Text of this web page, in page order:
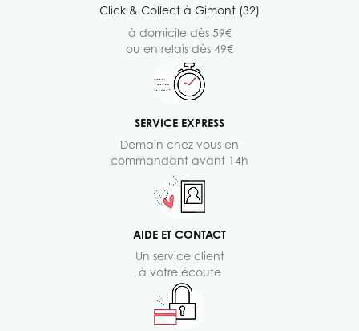
Click & Collect à Gimont (32)
à domicile dès 59€
ou en relais dès 49€
SERVICE EXPRESS
Demain chez vous en
commandant avant 14h
AIDE ET CONTACT
Un service client
à votre écoute